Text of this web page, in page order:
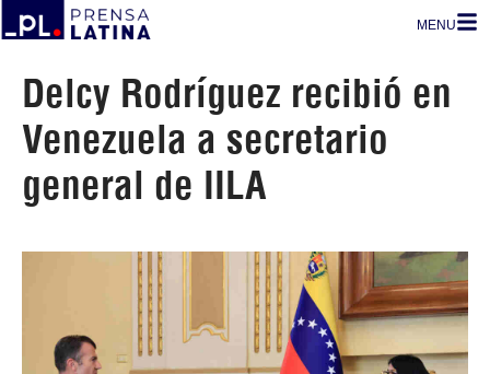
MENU
Delcy Rodríguez recibió en
Venezuela a secretario
general de IILA